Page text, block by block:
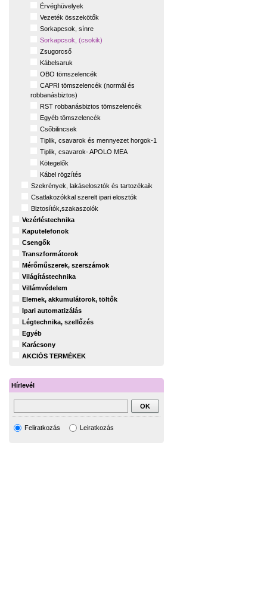
Érvéghüvelyek
Vezeték összekötők
Sorkapcsok, sínre
Sorkapcsok, (csokik)
Zsugorcső
Kábelsaruk
OBO tömszelencék
CAPRI tömszelencék (normál és
robbanásbiztos)
RST robbanásbiztos tömszelencék
Egyéb tömszelencék
Csőbilincsek
Tiplik, csavarok és mennyezet horgok-1
Tiplik, csavarok- APOLO MEA
Kötegelők
Kábel rögzítés
Szekrények, lakáselosztók és tartozékaik
Csatlakozókkal szerelt ipari elosztók
Biztosítók,szakaszolók
Vezérléstechnika
Kaputelefonok
Csengők
Transzformátorok
Mérőműszerek, szerszámok
Világítástechnika
Villámvédelem
Elemek, akkumulátorok, töltők
Ipari automatizálás
Légtechnika, szellőzés
Egyéb
Karácsony
AKCIÓS TERMÉKEK
Hírlevél
Feliratkozás Leiratkozás